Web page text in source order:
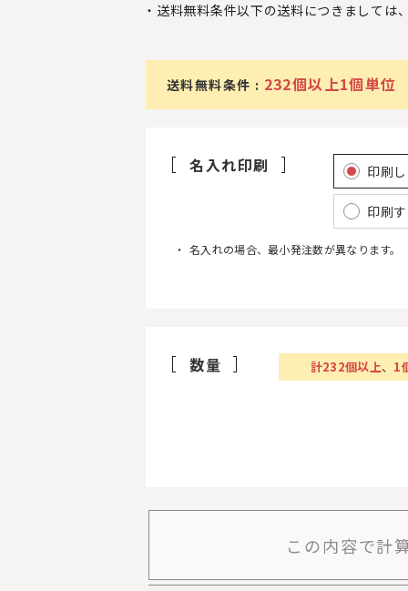
送料無料条件以下の送料につきましては
送料無料条件 : 232個以上1個単位
名入れ印刷 印刷
印刷
名入れの場合、最小発注数が異なります。
数量 計232個以上、 1
この内容で計